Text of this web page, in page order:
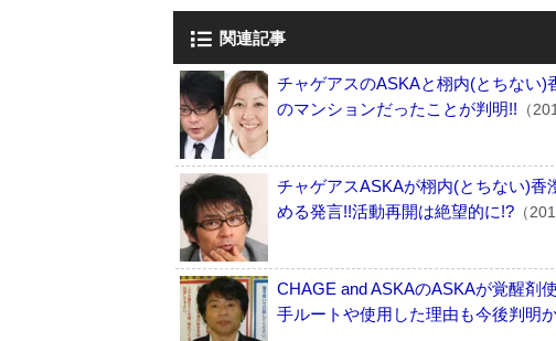
関連記事
チャゲアスのASKAと栩内(とちない
のマンションだったことが判明!! （
チャゲアスASKAが栩内(とちない)
める発言!!活動再開は絶望的に!? （
CHAGE and ASKAのASKAが覚醒剤
手ルートや使用した理由も今後判明